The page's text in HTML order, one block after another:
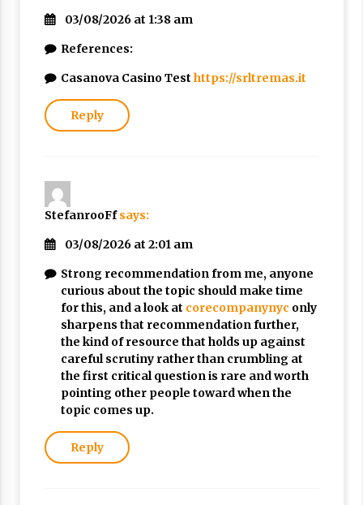
03/08/2026 at 1:38 am
References:
Casanova Casino Test https://srltremas.it
Reply
StefanrooFf says:
03/08/2026 at 2:01 am
Strong recommendation from me, anyone
curious about the topic should make time
for this, and a look at corecompanynyc only
sharpens that recommendation further,
the kind of resource that holds up against
careful scrutiny rather than crumbling at
the first critical question is rare and worth
pointing other people toward when the
topic comes up.
Reply